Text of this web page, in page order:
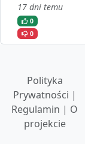
17 dni temu
0
0
Polityka
Prywatności |
Regulamin | O
projekcie